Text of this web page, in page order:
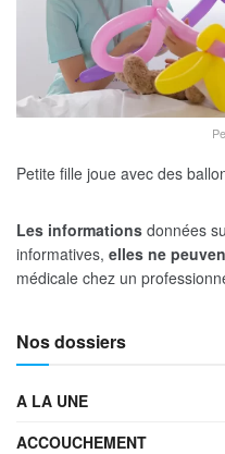
Petite fille joue avec des
Les informations données
informatives, elles ne
médicale chez un
Nos dossiers
A LA UNE
ACCOUCHEMENT